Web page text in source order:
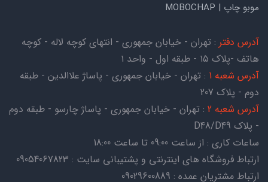
موبو چاپ | MOBOCHAP
آدرس دفتر : تهران - خیابان جمهوری - انتهای کوچه لاله - کوچه
هاتف -پلاک ۱۵ - طبقه اول - واحد ۱
آدرس شعبه 1
: تهران - خیابان جمهوری - پاساژ علاالدین - طبقه
دوم - پلاک 207
آدرس شعبه 2
: تهران - خیابان جمهوری - پاساژ چارسو - طبقه دوم
- پلاک D48/D49
ساعات کاری : از ساعت 09:00 تا ساعت 18:00
ارتباط فروشگاه های اینترنتی و پشتیبانی سایت : 09054067823
ارتباط مشتریان عمده : 09029600889